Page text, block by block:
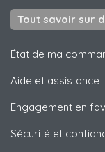
Tout savoir sur
État de ma
Aide et assistance
Engagement en
Sécurité et